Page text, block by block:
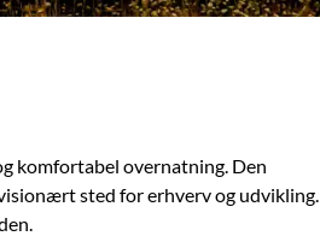
komfortabel overnatning. Den
sted for erhverv og udvikling.